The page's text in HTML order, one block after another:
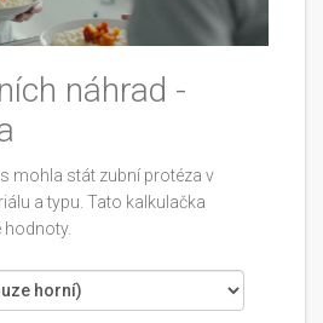
náhrad -
mohla stát zubní protéza v
a typu. Tato kalkulačka
hodnoty.